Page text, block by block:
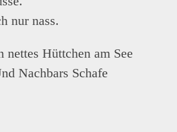
nur nass.
nettes Hüttchen am See
Nachbars Schafe